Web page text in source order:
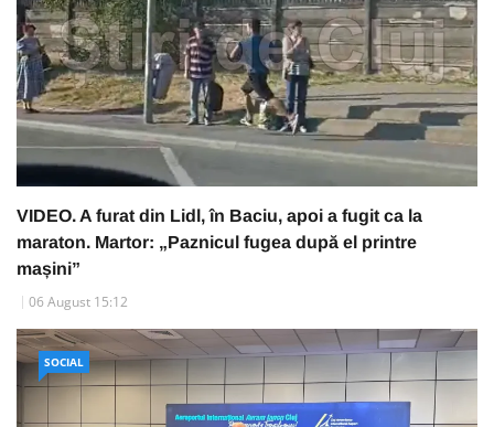
VIDEO. A furat din Lidl, în Baciu, apoi a fugit ca la
maraton. Martor: „Paznicul fugea după el printre
mașini”
06 August 15:12
SOCIAL